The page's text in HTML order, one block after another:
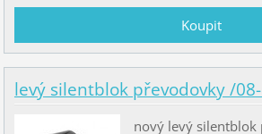
levý silentblok převodovky /
nový levý